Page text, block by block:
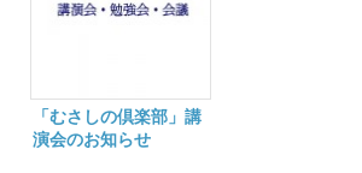
「むさしの倶楽部」講
演会のお知らせ